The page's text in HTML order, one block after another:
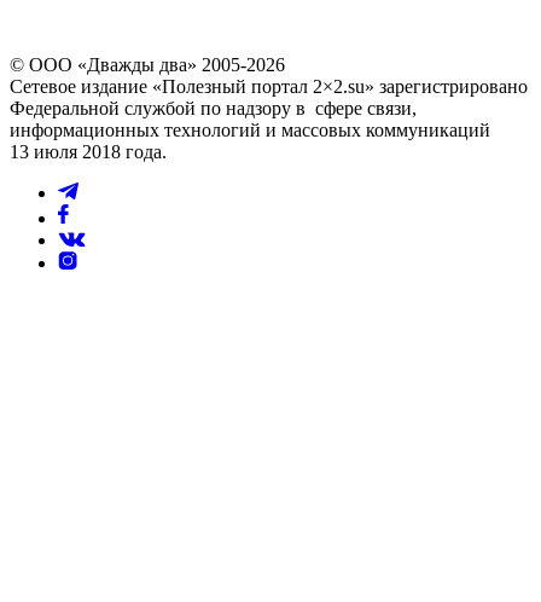
© ООО «Дважды два» 2005-2026
Сетевое издание «Полезный портал 2×2.su» зарегистрировано
Федеральной службой по надзору в сфере связи,
информационных технологий и массовых коммуникаций
13 июля 2018 года.